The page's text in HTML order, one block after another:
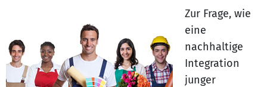
Zur Frage, wie
eine
nachhaltige
Integration
junger